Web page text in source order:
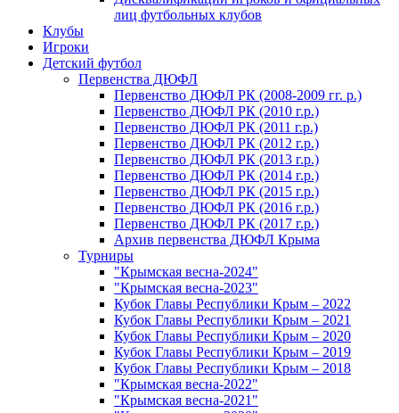
лиц футбольных клубов
Клубы
Игроки
Детский футбол
Первенства ДЮФЛ
Первенство ДЮФЛ РК (2008-2009 гг. р.)
Первенство ДЮФЛ РК (2010 г.р.)
Первенство ДЮФЛ РК (2011 г.р.)
Первенство ДЮФЛ РК (2012 г.р.)
Первенство ДЮФЛ РК (2013 г.р.)
Первенство ДЮФЛ РК (2014 г.р.)
Первенство ДЮФЛ РК (2015 г.р.)
Первенство ДЮФЛ РК (2016 г.р.)
Первенство ДЮФЛ РК (2017 г.р.)
Архив первенства ДЮФЛ Крыма
Турниры
"Крымская весна-2024"
"Крымская весна-2023"
Кубок Главы Республики Крым – 2022
Кубок Главы Республики Крым – 2021
Кубок Главы Республики Крым – 2020
Кубок Главы Республики Крым – 2019
Кубок Главы Республики Крым – 2018
"Крымская весна-2022"
"Крымская весна-2021"